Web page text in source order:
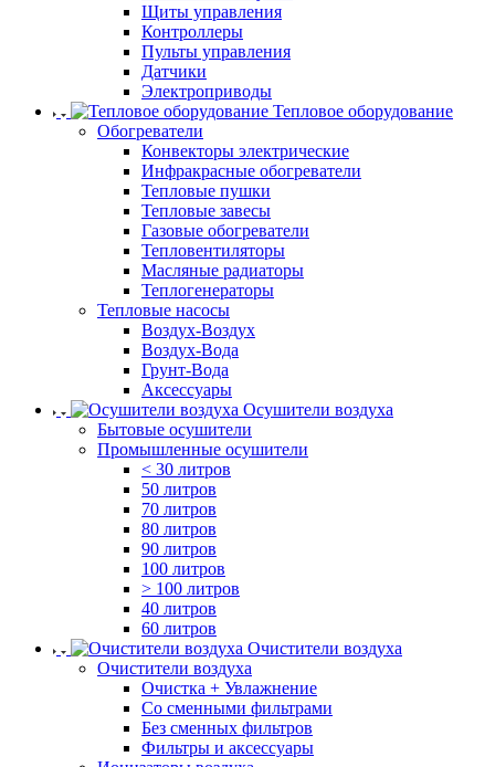
Щиты управления
Контроллеры
Пульты управления
Датчики
Электроприводы
Тепловое оборудование
Обогреватели
Конвекторы электрические
Инфракрасные обогреватели
Тепловые пушки
Тепловые завесы
Газовые обогреватели
Тепловентиляторы
Масляные радиаторы
Теплогенераторы
Тепловые насосы
Воздух-Воздух
Воздух-Вода
Грунт-Вода
Аксессуары
Осушители воздуха
Бытовые осушители
Промышленные осушители
< 30 литров
50 литров
70 литров
80 литров
90 литров
100 литров
> 100 литров
40 литров
60 литров
Очистители воздуха
Очистители воздуха
Очистка + Увлажнение
Cо сменными фильтрами
Без сменных фильтров
Фильтры и аксессуары